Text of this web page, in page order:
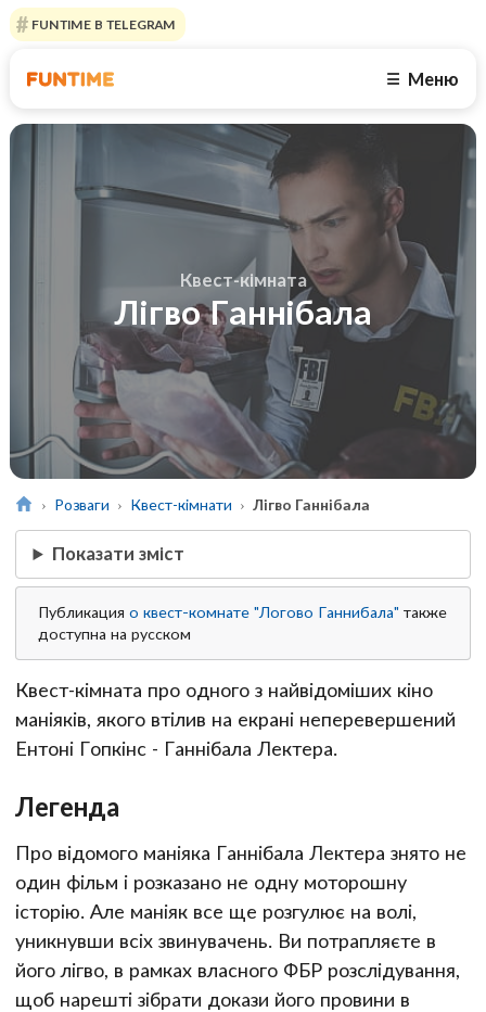
FUNTIME В TELEGRAM
☰ Меню
Квест-кімната
Лігво Ганнібала
Розваги Квест-кімнати Лігво Ганнібала
Показати зміст
Публикацияо квест-комнате "Логово Ганнибала" также
доступна на русском
Квест-кімната про одного з найвідоміших кіно
маніяків, якого втілив на екрані неперевершений
Ентоні Гопкінс - Ганнібала Лектера.
Легенда
Про відомого маніяка Ганнібала Лектера знято не
один фільм і розказано не одну моторошну
історію. Але маніяк все ще розгулює на волі,
уникнувши всіх звинувачень. Ви потрапляєте в
його лігво, в рамках власного ФБР розслідування,
щоб нарешті зібрати докази його провини в